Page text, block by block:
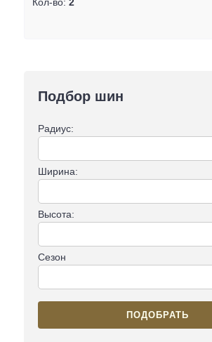
Подбор шин
Радиус:
Ширина:
Высота:
Сезон
ПОДОБРАТЬ